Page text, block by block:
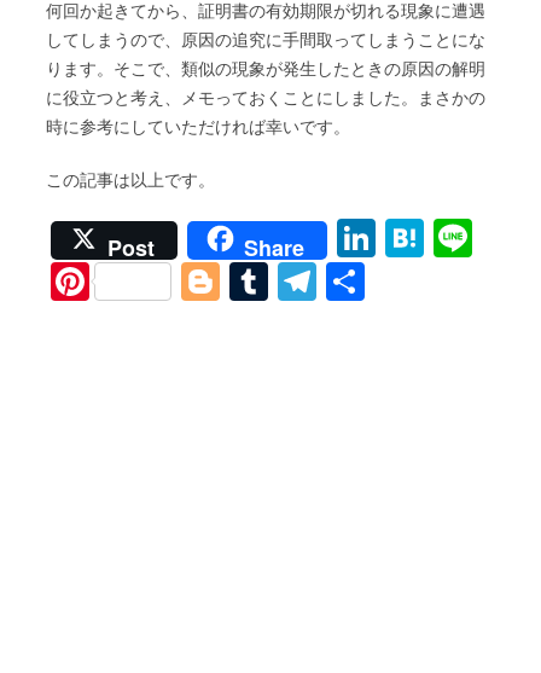
何回か起きてから、証明書の有効期限が切れる現象に遭遇
してしまうので、原因の追究に手間取ってしまうことにな
ります。そこで、類似の現象が発生したときの原因の解明
に役立つと考え、メモっておくことにしました。まさかの
時に参考にしていただければ幸いです。
この記事は以上です。
Post Share
Li
H
Pi
Bl
T
T